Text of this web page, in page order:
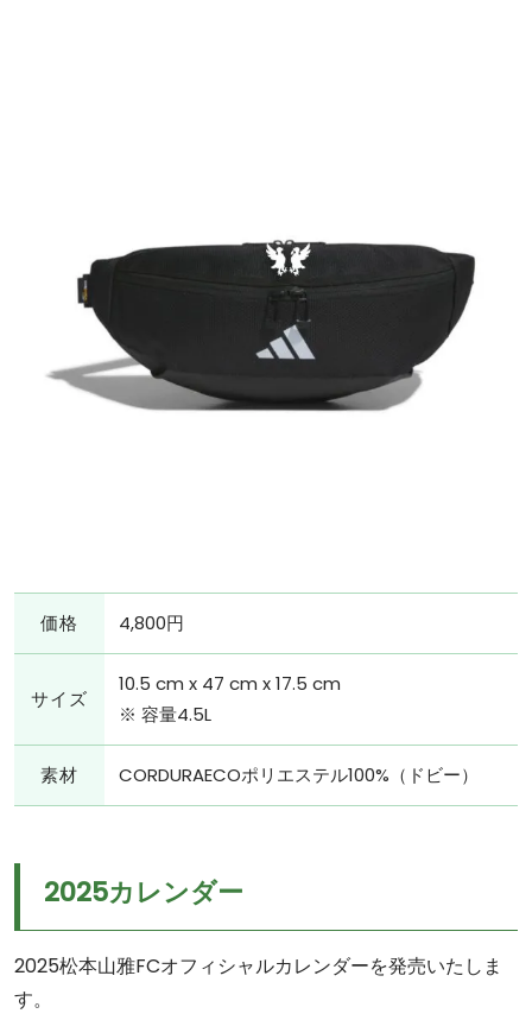
価格 4,800円
サイズ
10.5 cm x 47 cm x 17.5 cm
※ 容量4.5L
素材 CORDURAECOポリエステル100%（ドビー）
2025カレンダー
2025松本山雅FCオフィシャルカレンダーを発売いたしま
す。